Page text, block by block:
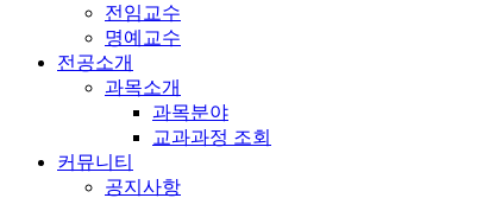
전임교수
명예교수
전공소개
과목소개
과목분야
교과과정 조회
커뮤니티
공지사항